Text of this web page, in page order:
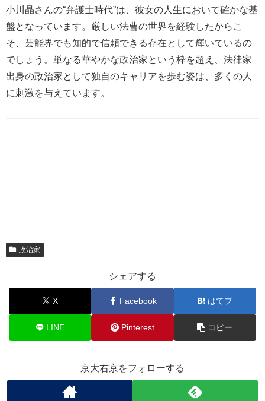
小川晶さんの“弁護士時代”は、彼女の人生において確かな基
盤となっています。厳しい法曹の世界を経験したからこ
そ、芸能界でも知的で信頼できる存在として輝いているの
でしょう。単なる華やかな政治家という枠を超え、法律家
出身の政治家として独自のキャリアを歩む姿は、多くの人
に刺激を与えています。
政治家
シェアする
X Facebook はてブ
LINE Pinterest コピー
京大右京をフォローする